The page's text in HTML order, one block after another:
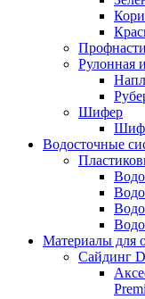
Рулонная
Шифер
Водосточные
Материалы для
Сайдинг